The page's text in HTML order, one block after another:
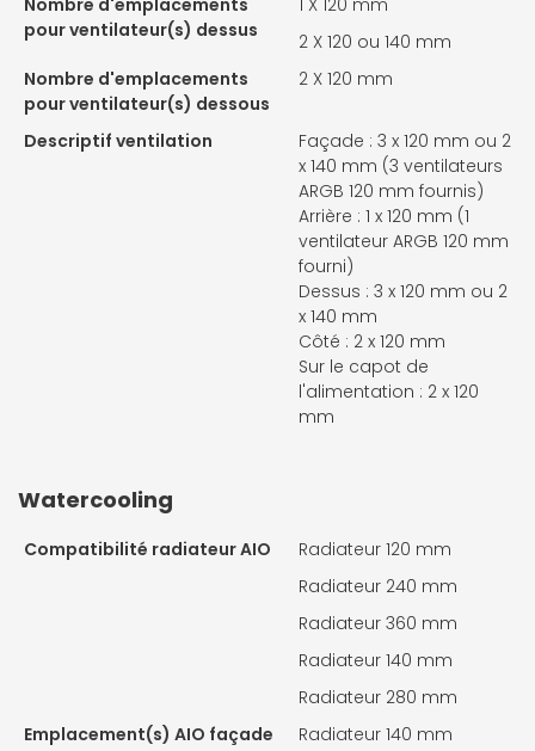
pour ventilateur(s) dessus
2 X 120 ou 140 mm
Nombre d'emplacements
pour ventilateur(s) dessous
2 X 120 mm
Descriptif ventilation
Façade : 3 x 120 mm ou 2
x 140 mm (3 ventilateurs
ARGB 120 mm fournis)
Arrière : 1 x 120 mm (1
ventilateur ARGB 120 mm
fourni)
Dessus : 3 x 120 mm ou 2
x 140 mm
Côté : 2 x 120 mm
Sur le capot de
l'alimentation : 2 x 120
mm
Watercooling
Compatibilité radiateur AIO
Radiateur 120 mm
Radiateur 240 mm
Radiateur 360 mm
Radiateur 140 mm
Radiateur 280 mm
Emplacement(s) AIO façade
Radiateur 140 mm